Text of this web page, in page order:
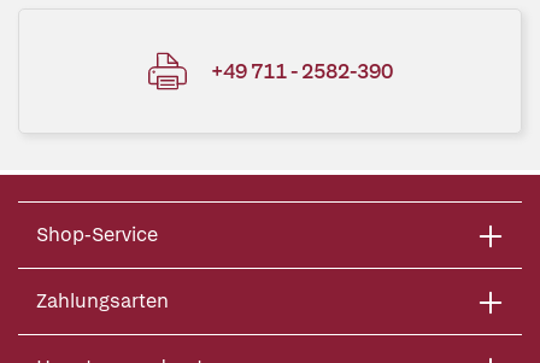
+49 711 - 2582-390
Shop-Service
Zahlungsarten